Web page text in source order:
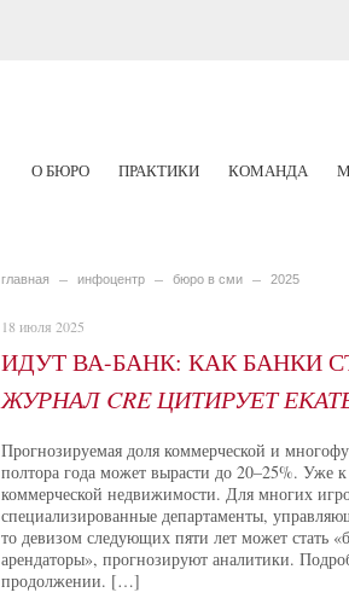
О БЮРО ПРАКТИКИ КОМАНДА
главная инфоцентр бюро в сми 2025
18 июля 2025
ИДУТ ВА-БАНК: КАК БАНКИ
ЖУРНАЛ CRE ЦИТИРУЕТ
Прогнозируемая доля коммерческой и
полтора года может вырасти до 20–25%. Уже
коммерческой недвижимости. Для многих
специализированные департаменты,
то девизом следующих пяти лет может стать
арендаторы», прогнозируют аналитики.
продолжении. […]